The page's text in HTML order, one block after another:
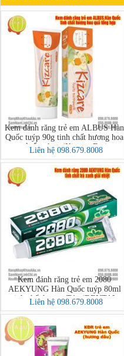
Kem đánh răng trẻ em ALBUS Hàn
Quốc tuýp 90g tinh chất hương hoa
quả tổng hợp (Kizcare Fruits
Toothpaste)
Liên hệ 098.679.8008
Kem đánh răng trẻ em 2080
AEKYUNG Hàn Quốc tuýp 80ml
tinh chất hương Táo (DENTAL
CLINIC 2080 Kids Toothpaste
(Apple))
Liên hệ 098.679.8008